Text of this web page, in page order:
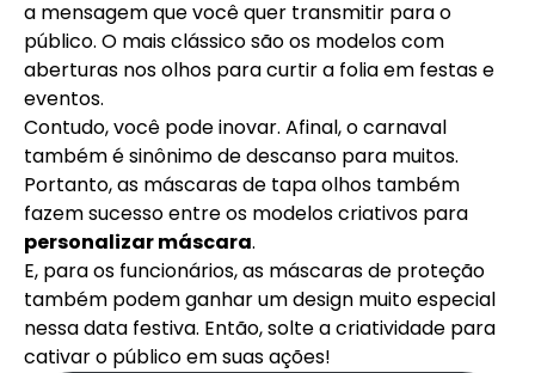
a mensagem que você quer transmitir para o
público. O mais clássico são os modelos com
aberturas nos olhos para curtir a folia em festas e
eventos.
Contudo, você pode inovar. Afinal, o carnaval
também é sinônimo de descanso para muitos.
Portanto, as máscaras de tapa olhos também
fazem sucesso entre os modelos criativos para
personalizar máscara.
E, para os funcionários, as máscaras de proteção
também podem ganhar um design muito especial
nessa data festiva. Então, solte a criatividade para
cativar o público em suas ações!